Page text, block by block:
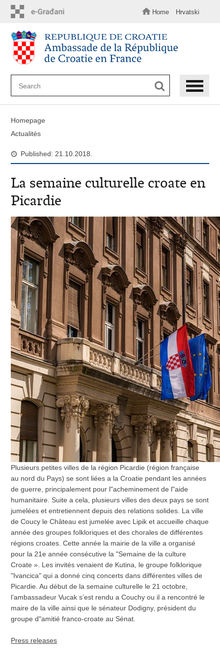
content
Home Hrvatski
Homepage
Actualités
Published: 21.10.2018.
La semaine culturelle croate en
Picardie
Plusieurs petites villes de la région Picardie (région française
au nord du Pays) se sont liées a la Croatie pendant les années
de guerre, principalement pour l"acheminement de l"aide
humanitaire. Suite a cela, plusieurs villes des deux pays se sont
jumelées et entretiennent depuis des relations solides. La ville
de Coucy le Château est jumelée avec Lipik et accueille chaque
année des groupes folkloriques et des chorales de différentes
régions croates. Cette année la mairie de la ville a organisé
pour la 21e année consécutive la "Semaine de la culture
Croate ». Les invités venaient de Kutina, le groupe folklorique
"Ivancica" qui a donné cinq concerts dans différentes villes de
Picardie. Au début de la semaine culturelle le 21 octobre,
l’ambassadeur Vucak s’est rendu a Couchy ou il a rencontré le
maire de la ville ainsi que le sénateur Dodigny, président du
groupe d"amitié franco-croate au Sénat.
Press releases